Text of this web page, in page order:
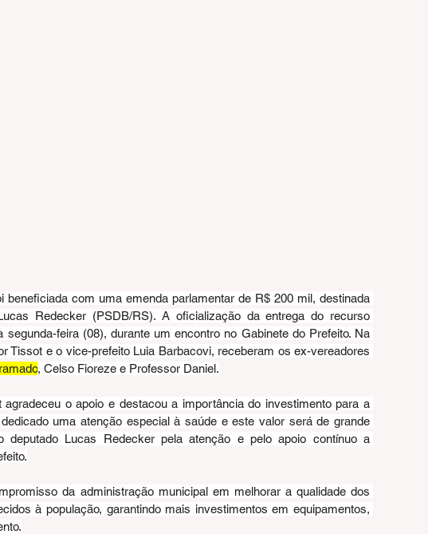
beneficiada com uma emenda parlamentar de R$ 200 mil, destinada
Redecker (PSDB/RS). A oficialização da entrega do recurso
segunda-feira (08), durante um encontro no Gabinete do Prefeito. Na
Tissot e o vice-prefeito Luia Barbacovi, receberam os ex-vereadores
, Celso Fioreze e Professor Daniel.
agradeceu o apoio e destacou a importância do investimento para a
uma atenção especial à saúde e este valor será de grande
deputado Lucas Redecker pela atenção e pelo apoio contínuo a
da administração municipal em melhorar a qualidade dos
à população, garantindo mais investimentos em equipamentos,